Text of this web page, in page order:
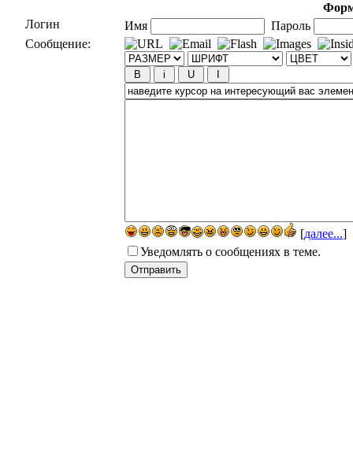
Логин
Имя
Пароль
Сообщение:
[далее...]
Уведомлять о сообщениях в теме.